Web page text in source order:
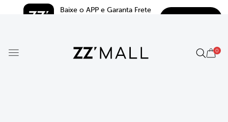
Baixe o APP e Garanta Frete
0